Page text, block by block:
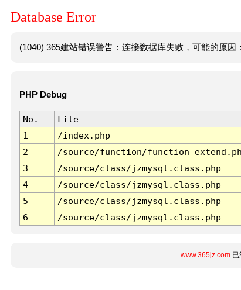
Database Error
(1040) 365建站错误警告：连接数据库失败，可能的原因
PHP Debug
No. File
1
/index.php
2
/source/function/
3
/source/class/jzmysql.class.php
4
/source/class/jzmysql.class.php
5
/source/class/jzmysql.class.php
6
/source/class/jzmysql.class.php
www.365jz.com已